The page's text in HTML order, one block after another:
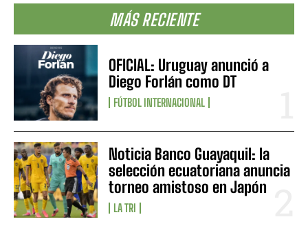
MÁS RECIENTE
OFICIAL: Uruguay anunció a
Diego Forlán como DT
FÚTBOL INTERNACIONAL
Noticia Banco Guayaquil: la
selección ecuatoriana anuncia
torneo amistoso en Japón
LA TRI